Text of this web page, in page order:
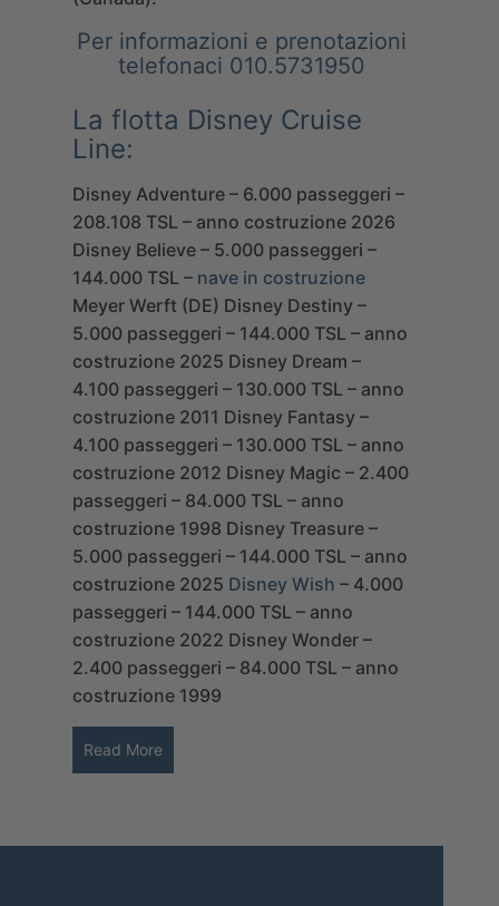
Per informazioni e prenotazioni
telefonaci 010.5731950
La flotta Disney Cruise
Line:
Disney Adventure – 6.000 passeggeri –
208.108 TSL – anno costruzione 2026
Disney Believe – 5.000 passeggeri –
144.000 TSL – nave in costruzione
Meyer Werft (DE) Disney Destiny –
5.000 passeggeri – 144.000 TSL – anno
costruzione 2025 Disney Dream –
4.100 passeggeri – 130.000 TSL – anno
costruzione 2011 Disney Fantasy –
4.100 passeggeri – 130.000 TSL – anno
costruzione 2012 Disney Magic – 2.400
passeggeri – 84.000 TSL – anno
costruzione 1998 Disney Treasure –
5.000 passeggeri – 144.000 TSL – anno
costruzione 2025 Disney Wish – 4.000
passeggeri – 144.000 TSL – anno
costruzione 2022 Disney Wonder –
2.400 passeggeri – 84.000 TSL – anno
costruzione 1999
Read More